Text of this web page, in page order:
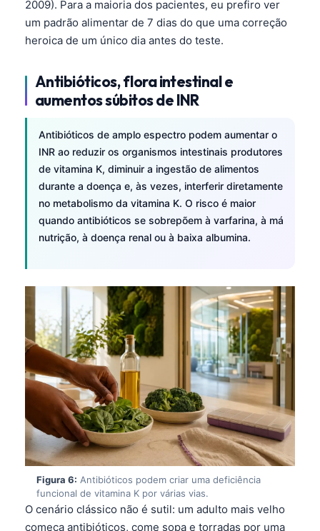
heroica de um único dia antes do teste.
aumentos súbitos de INR
INR ao reduzir os organismos intestinais produtores
de vitamina K, diminuir a ingestão de alimentos
durante a doença e, às vezes, interferir diretamente
no metabolismo da vitamina K. O risco é maior
quando antibióticos se sobrepõem à varfarina, à má
nutrição, à doença renal ou à baixa albumina.
Figura 6:Antibióticos podem criar uma deficiência
O cenário clássico não é sutil: um adulto mais velho
começa antibióticos, come sopa e torradas por uma
semana, e então retorna com hematomas e INR 4.8
Bosanski
Azərbaycan dili
Eesti
日本語
Čeština
ქართული
Русский
Lietuvių kalba
Polski
বাংলা
اردو
मराठी
తెలుగు
ગુજરાતી
മലയാളം
Bahasa Melayu